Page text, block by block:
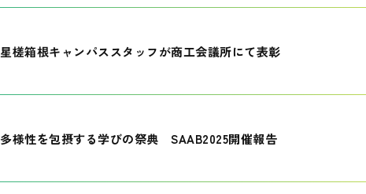
星槎箱根キャンパススタッフが商工会議所にて表彰
多様性を包摂する学びの祭典 SAAB2025開催報告